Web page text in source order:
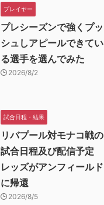
プレイヤー
プレシーズンで強くプッ
シュしアピールできてい
る選手を選んでみた
2026/8/2
試合日程・結果
リバプール対モナコ戦の
試合日程及び配信予定
レッズがアンフィールド
に帰還
2026/8/5